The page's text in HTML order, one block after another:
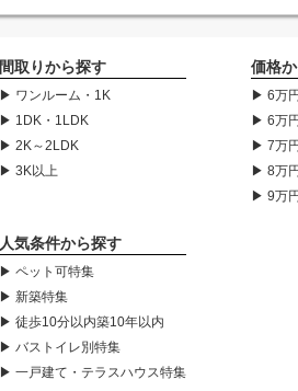
間取りから探す
▶ ワンルーム・1K
▶ 1DK・1LDK
▶ 2K～2LDK
▶ 3K以上
人気条件から探す
▶ ペット可特集
▶ 新築特集
▶ 徒歩10分以内築10年以内
▶ バストイレ別特集
▶ 一戸建て・テラスハウス特集
価格
▶ 6万
▶ 6万
▶ 7万
▶ 8万
▶ 9万